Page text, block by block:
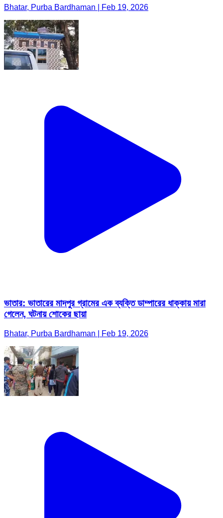
Bhatar, Purba Bardhaman | Feb 19, 2026
ভাতার: ভাতারের মাদপুর গ্রামের এক ব্যক্তি ডাম্পারের ধাক্কায় মারা
গেলেন, ঘটনায় শোকের ছায়া
Bhatar, Purba Bardhaman | Feb 19, 2026